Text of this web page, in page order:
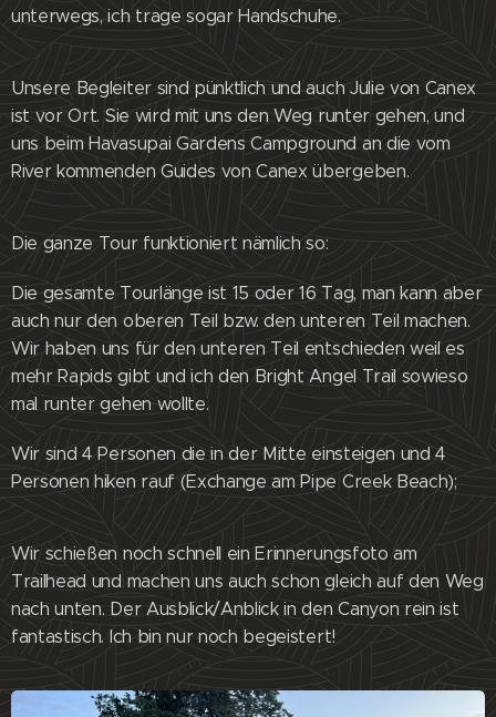
unterwegs, ich trage sogar Handschuhe.
Unsere Begleiter sind pünktlich und auch Julie von Canex
ist vor Ort. Sie wird mit uns den Weg runter gehen, und
uns beim Havasupai Gardens Campground an die vom
River kommenden Guides von Canex übergeben.
Die ganze Tour funktioniert nämlich so:
Die gesamte Tourlänge ist 15 oder 16 Tag, man kann aber
auch nur den oberen Teil bzw. den unteren Teil machen.
Wir haben uns für den unteren Teil entschieden weil es
mehr Rapids gibt und ich den Bright Angel Trail sowieso
mal runter gehen wollte.
Wir sind 4 Personen die in der Mitte einsteigen und 4
Personen hiken rauf (Exchange am Pipe Creek Beach);
Wir schießen noch schnell ein Erinnerungsfoto am
Trailhead und machen uns auch schon gleich auf den Weg
nach unten. Der Ausblick/Anblick in den Canyon rein ist
fantastisch. Ich bin nur noch begeistert!